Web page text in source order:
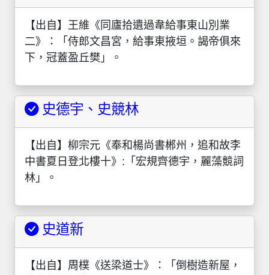
【出自】王維《同廬拾遺過韋給事東山別業
二》：「侍郎文昌宮，給事東掖垣。謁帝俱來
下，冠蓋盈丘樊」。
史德宇、史競林
【出自】柳宗元《奉和楊尚書郴州，追和故李
中書夏日登北樓十》:「宏規齊德宇，麗藻競詞
林」。
史道新
【出自】周樸《送梁道士》：「倒樹造新屋，